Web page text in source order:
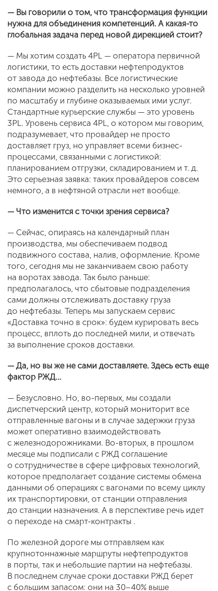
— Вы говорили о том, что трансформация функции
нужна для объединения компетенций. А какая-то
глобальная задача перед новой дирекцией стоит?
— Мы хотим создать 4PL — оператора первичной
логистики, то есть доставки нефтепродуктов
от завода до нефтебазы. Все логистические
компании можно разделить на несколько уровней
по масштабу и глубине оказываемых ими услуг.
Стандартные курьерские службы — это уровень
3PL. Уровень сервиса 4PL, о котором мы говорим,
подразумевает, что провайдер не просто
доставляет груз, но управляет всеми бизнес-
процессами, связанными с логистикой:
планированием отгрузки, складированием и т. д.
Это серьезная заявка: таких провайдеров совсем
немного, а в нефтяной отрасли нет вообще.
— Что изменится с точки зрения сервиса?
— Сейчас, опираясь на календарный план
производства, мы обеспечиваем подвод
подвижного состава, налив, оформление. Кроме
того, сегодня мы не заканчиваем свою работу
на воротах завода. Так было раньше:
предполагалось, что сбытовые подразделения
сами должны отслеживать доставку груза
до нефтебазы. Теперь мы запускаем сервис
«Доставка точно в срок»: будем курировать весь
процесс, вплоть до последней мили, и отвечать
за выполнение сроков доставки.
— Да, но вы же не сами доставляете. Здесь есть еще
фактор РЖД...
— Безусловно. Но, во-первых, мы создали
диспетчерский центр, который мониторит все
отправленные вагоны и в случае задержки груза
может оперативно взаимодействовать
с железнодорожниками. Во-вторых, в прошлом
месяце мы подписали с РЖД соглашение
о сотрудничестве в сфере цифровых технологий,
которое предполагает создание системы обмена
данными об операциях с вагонами по всему циклу
их транспортировки, от станции отправления
до станции назначения. А в перспективе речь идет
о переходе на смарт-контракты .
По железной дороге мы отправляем как
крупнотоннажные маршруты нефтепродуктов
в порты, так и небольшие партии на нефтебазы.
В последнем случае сроки доставки РЖД берет
с большим запасом: они на 30–40% выше